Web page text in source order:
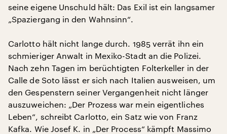
seine eigene Unschuld hält: Das Exil ist ein langsamer
„Spaziergang in den Wahnsinn“.
Carlotto hält nicht lange durch. 1985 verrät ihn ein
schmieriger Anwalt in Mexiko-Stadt an die Polizei.
Nach zehn Tagen im berüchtigten Folterkeller in der
Calle de Soto lässt er sich nach Italien ausweisen, um
den Gespenstern seiner Vergangenheit nicht länger
auszuweichen: „Der Prozess war mein eigentliches
Leben“, schreibt Carlotto, ein Satz wie von Franz
Kafka. Wie Josef K. in „Der Process“ kämpft Massimo